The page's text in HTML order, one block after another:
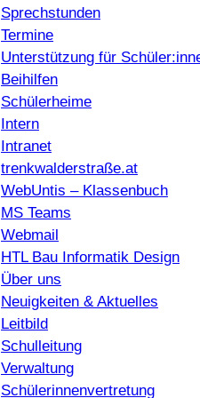
Sprechstunden
Termine
Unterstützung für
Beihilfen
Schülerheime
Intern
Intranet
trenkwalderstraße.at
WebUntis – Klassenbuch
MS Teams
Webmail
HTL Bau Informatik Design
Über uns
Neuigkeiten & Aktuelles
Leitbild
Schulleitung
Verwaltung
Schülerinnenvertretung